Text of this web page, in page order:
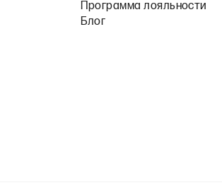
Программа лояльности
Блог